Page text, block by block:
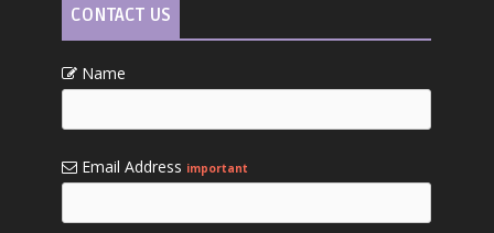
CONTACT US
Name
Email Address important